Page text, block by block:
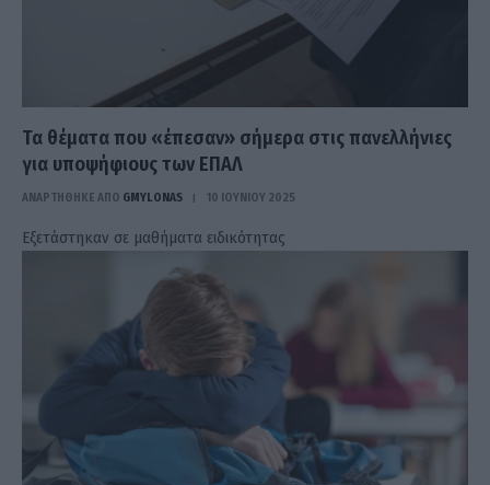
Τα θέματα που «έπεσαν» σήμερα στις πανελλήνιες
για υποψήφιους των ΕΠΑΛ
ΑΝΑΡΤΗΘΗΚΕ ΑΠΟ GMYLONAS 10 ΙΟΥΝΊΟΥ 2025
Εξετάστηκαν σε μαθήματα ειδικότητας